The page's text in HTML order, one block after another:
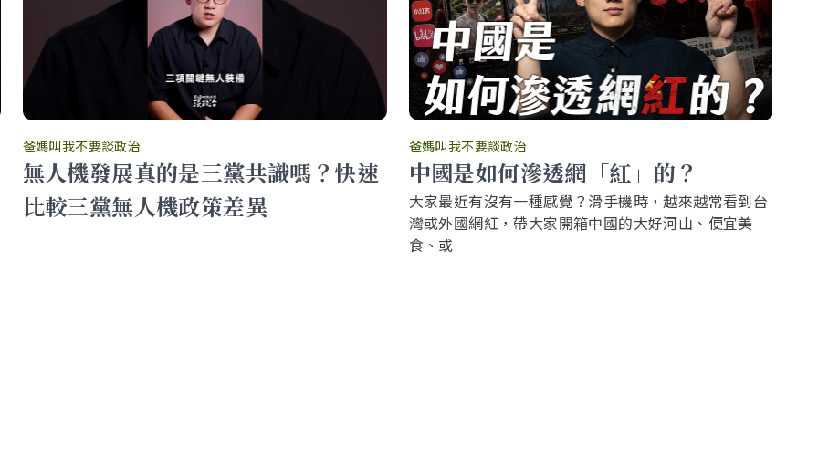
爸媽叫我不要談政治
無人機發展真的是三黨共識嗎？快速
比較三黨無人機政策差異
爸媽叫我不要談政治
中國是如何滲透網「紅」的？
大家最近有沒有一種感覺？滑手機時，越來越常看到台
灣或外國網紅，帶大家開箱中國的大好河山、便宜美
食、或